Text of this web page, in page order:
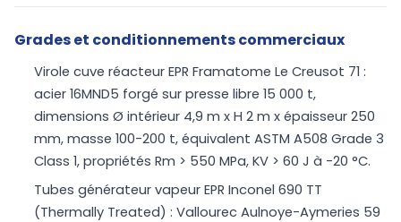
Grades et conditionnements commerciaux
Virole cuve réacteur EPR Framatome Le Creusot 71 :
acier 16MND5 forgé sur presse libre 15 000 t,
dimensions Ø intérieur 4,9 m x H 2 m x épaisseur 250
mm, masse 100-200 t, équivalent ASTM A508 Grade 3
Class 1, propriétés Rm > 550 MPa, KV > 60 J à -20 °C.
Tubes générateur vapeur EPR Inconel 690 TT
(Thermally Treated) : Vallourec Aulnoye-Aymeries 59